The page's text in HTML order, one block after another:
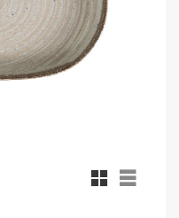
Rutnätsvy
Listvy